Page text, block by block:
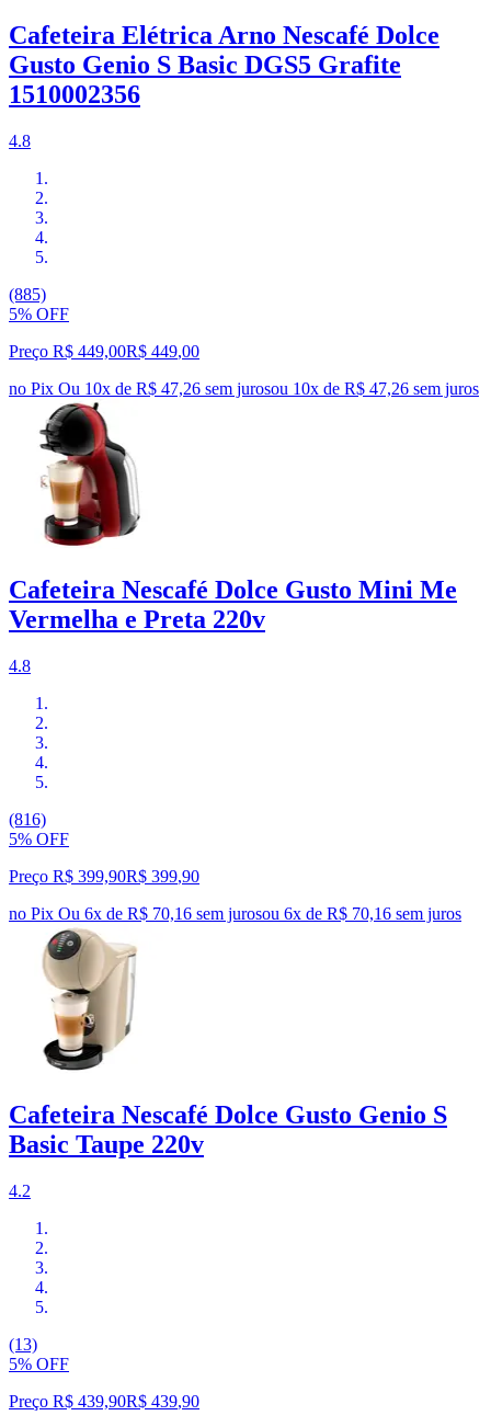
Cafeteira Elétrica Arno Nescafé Dolce
Gusto Genio S Basic DGS5 Grafite
1510002356
4.8
(885)
5% OFF
Preço R$ 449,00R$ 449,00
no Pix Ou 10x de R$ 47,26 sem jurosou 10x de R$ 47,26 sem juros
Cafeteira Nescafé Dolce Gusto Mini Me
Vermelha e Preta 220v
4.8
(816)
5% OFF
Preço R$ 399,90R$ 399,90
no Pix Ou 6x de R$ 70,16 sem jurosou 6x de R$ 70,16 sem juros
Cafeteira Nescafé Dolce Gusto Genio S
Basic Taupe 220v
4.2
(13)
5% OFF
Preço R$ 439,90R$ 439,90